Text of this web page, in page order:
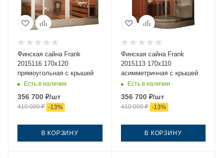
Финская сайна Frank
2015116 170х120
прямоугольная с крышей
Есть в наличии
356 700 ₽/шт
410 000₽ -13%
В КОРЗИНУ
Финская сайна Frank
2015113 170х110
асимметричная с крышей
Есть в наличии
356 700₽/шт
410 000₽ -13%
В КОРЗИНУ